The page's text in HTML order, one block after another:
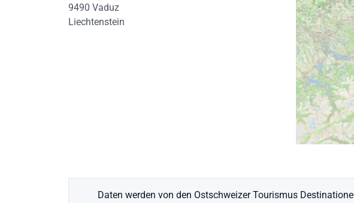
9490 Vaduz
Liechtenstein
Daten werden von den Ostschweizer Tourismus